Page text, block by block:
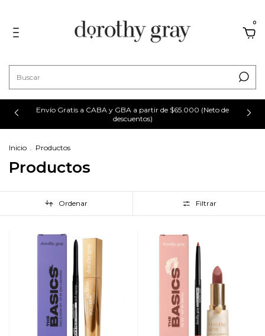
0
Envío Gratis a CABA y GBA a partir de $65.000 (Neto de
descuentos)
Inicio . Productos
Productos
Ordenar Filtrar